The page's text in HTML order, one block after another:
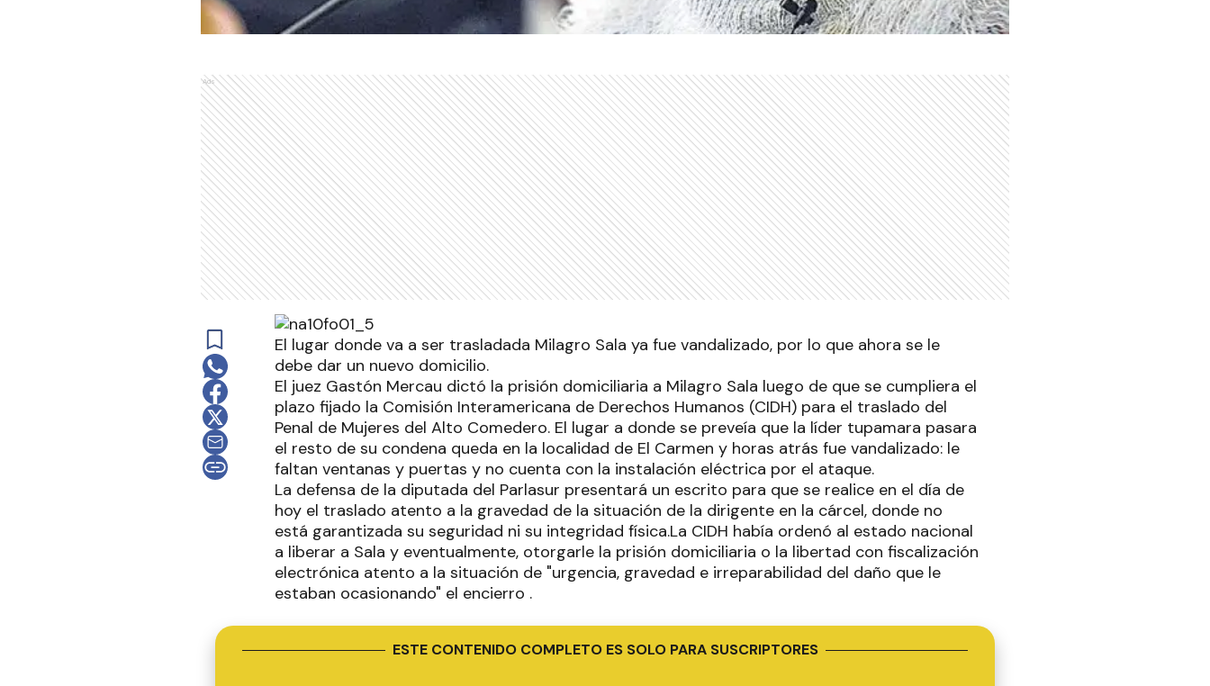
Ads
El lugar donde va a ser trasladada Milagro Sala ya fue vandalizado, por lo que ahora se le
debe dar un nuevo domicilio.
El juez Gastón Mercau dictó la prisión domiciliaria a Milagro Sala luego de que se cumpliera el
plazo fijado la Comisión Interamericana de Derechos Humanos (CIDH) para el traslado del
Penal de Mujeres del Alto Comedero. El lugar a donde se preveía que la líder tupamara pasara
el resto de su condena queda en la localidad de El Carmen y horas atrás fue vandalizado: le
faltan ventanas y puertas y no cuenta con la instalación eléctrica por el ataque.
La defensa de la diputada del Parlasur presentará un escrito para que se realice en el día de
hoy el traslado atento a la gravedad de la situación de la dirigente en la cárcel, donde no
está garantizada su seguridad ni su integridad física.La CIDH había ordenó al estado nacional
a liberar a Sala y eventualmente, otorgarle la prisión domiciliaria o la libertad con fiscalización
electrónica atento a la situación de "urgencia, gravedad e irreparabilidad del daño que le
estaban ocasionando" el encierro .
ESTE CONTENIDO COMPLETO ES SOLO PARA SUSCRIPTORES